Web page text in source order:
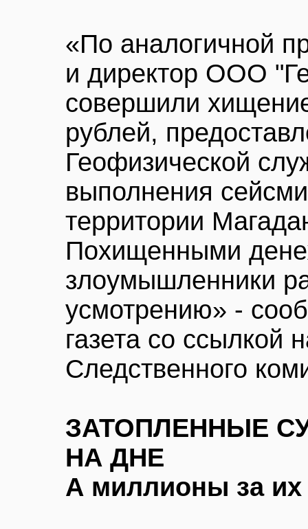
«По аналогичной
и директор ООО
совершили
рублей,
Геофизической
выполнения
территории
Похищенными
злоумышленники
усмотрению» -
газета со ссылкой
Следственного
ЗАТОПЛЕННЫЕ
НА ДНЕ
А миллионы за